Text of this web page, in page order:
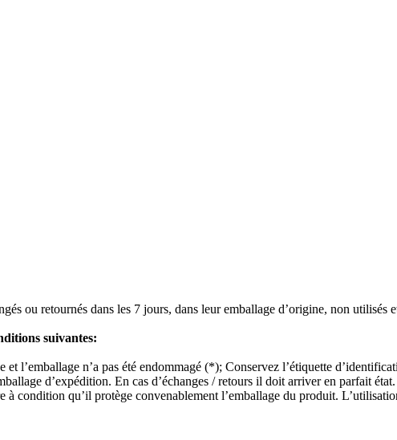
ou retournés dans les 7 jours, dans leur emballage d’origine, non utilisés
suivantes:
l’emballage n’a pas été endommagé (*); Conservez l’étiquette
d’expédition. En cas d’échanges / retours il doit arriver en parfait
condition qu’il protège convenablement l’emballage du produit.